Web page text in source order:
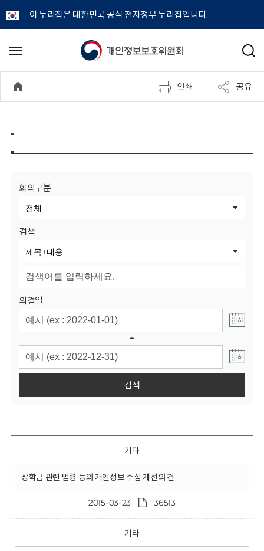
이 누리집은 대한민국 공식 전자정부 누리집입니다.
개
정
보
원
회
메
기
검
인쇄 공유
-
회의구분
검색
의결일
~
검색
기타
장학금 관련 법령 등의 개인정보 수집 개선의 건
2015-03-23 36513
기타